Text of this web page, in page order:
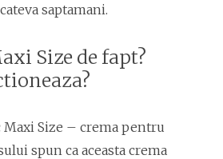
saptamani.
Size de fapt?
Maxi Size – crema pentru
spun ca aceasta crema